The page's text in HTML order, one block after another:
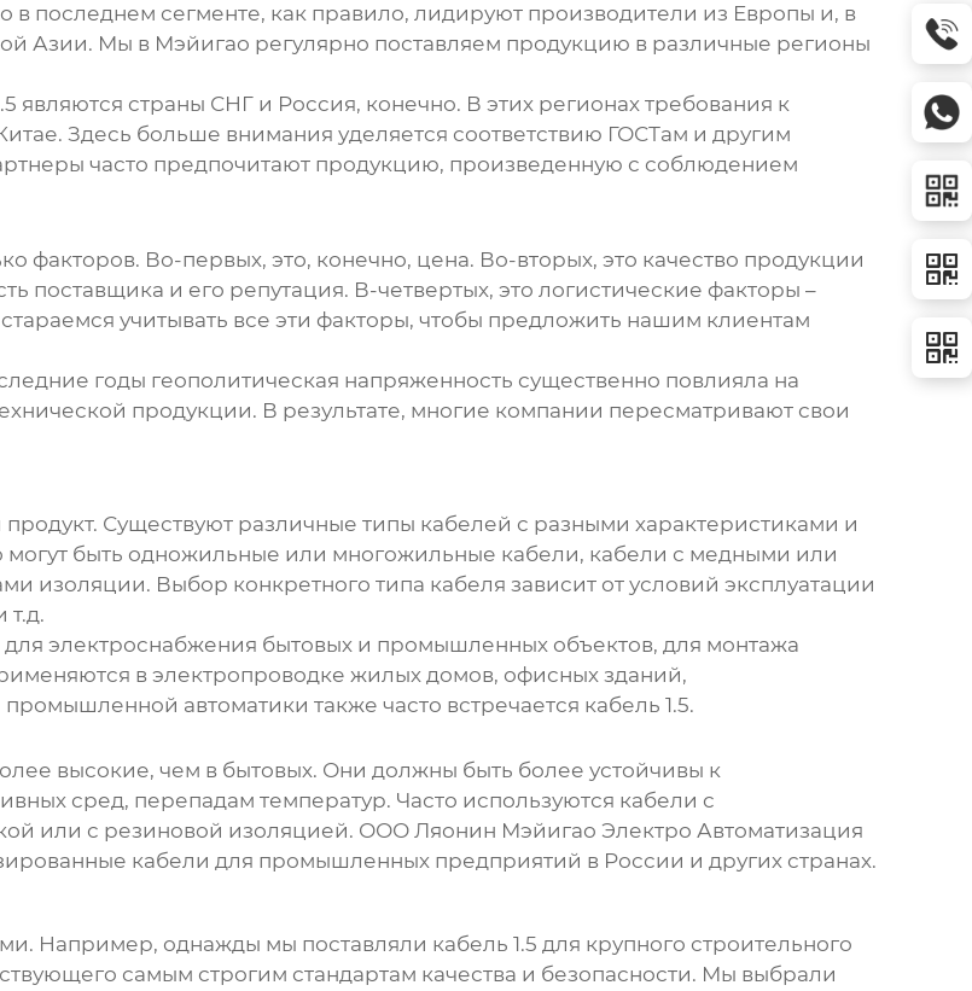
последнем сегменте, как правило, лидируют производители из Европы и, в
Азии. Мы в Мэйигао регулярно поставляем продукцию в различные регионы
являются страны СНГ и Россия, конечно. В этих регионах требования к
Здесь больше внимания уделяется соответствию ГОСТам и другим
часто предпочитают продукцию, произведенную с соблюдением
факторов. Во-первых, это, конечно, цена. Во-вторых, это качество продукции
поставщика и его репутация. В-четвертых, это логистические факторы –
учитывать все эти факторы, чтобы предложить нашим клиентам
годы геополитическая напряженность существенно повлияла на
продукции. В результате, многие компании пересматривают свои
Существуют различные типы кабелей с разными характеристиками и
быть одножильные или многожильные кабели, кабели с медными или
Выбор конкретного типа кабеля зависит от условий эксплуатации
т.д.
электроснабжения бытовых и промышленных объектов, для монтажа
в электропроводке жилых домов, офисных зданий,
автоматики также часто встречается кабель 1.5.
высокие, чем в бытовых. Они должны быть более устойчивы к
сред, перепадам температур. Часто используются кабели с
или с резиновой изоляцией. ООО Ляонин Мэйигао Электро Автоматизация
кабели для промышленных предприятий в России и других странах.
Например, однажды мы поставляли кабель 1.5 для крупного строительного
самым строгим стандартам качества и безопасности. Мы выбрали